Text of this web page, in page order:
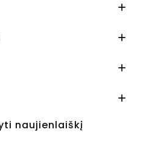




naujienlaiškį